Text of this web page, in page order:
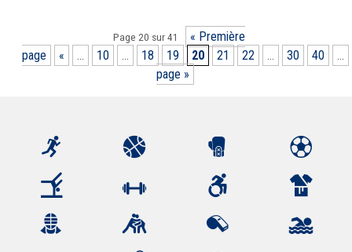
Page 20 sur 41
« Première
page
« ... 10 ... 18 19 20 21 22 ... 30 40
...
page »